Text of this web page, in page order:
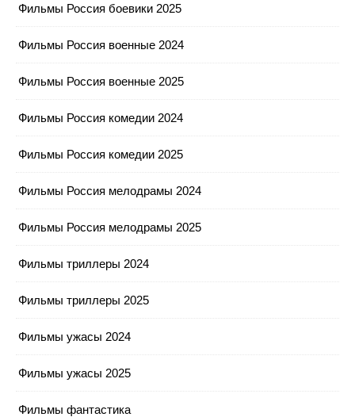
Фильмы Россия боевики 2025
Фильмы Россия военные 2024
Фильмы Россия военные 2025
Фильмы Россия комедии 2024
Фильмы Россия комедии 2025
Фильмы Россия мелодрамы 2024
Фильмы Россия мелодрамы 2025
Фильмы триллеры 2024
Фильмы триллеры 2025
Фильмы ужасы 2024
Фильмы ужасы 2025
Фильмы фантастика